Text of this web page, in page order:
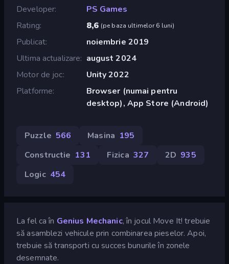
Developer
PS Games
Rating
8,6 (pe baza ultimelor 6 luni)
Publicat
noiembrie 2019
Ultima actualizare
august 2024
Motor de joc
Unity 2022
Platforme
Browser (numai pentru
desktop), App Store (Android)
Puzzle 566 Masina 195
Constructie 131 Fizica 327 2D 935
Logic 454
La fel ca în Genius Mechanic, în jocul Move It! trebuie
să asamblezi vehicule prin combinarea pieselor. Apoi,
trebuie să transporti cu succes bunurile în zonele
desemnate.